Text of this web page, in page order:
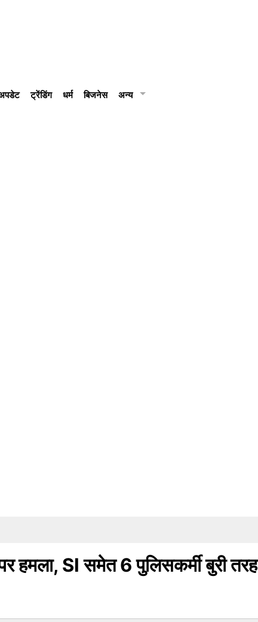
ट्रेंडिंग धर्म बिजनेस अन्य
हमला, SI समेत 6​​​​​​ पुलिसकर्मी बुरी तरह